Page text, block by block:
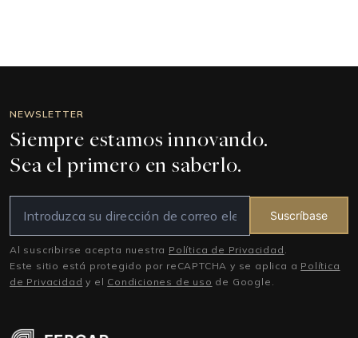
NEWSLETTER
Siempre estamos innovando.
Sea el primero en saberlo.
Suscríbase
Al suscribirse acepta nuestra Política de Privacidad .
Este sitio está protegido por reCAPTCHA y se aplica a Política
de Privacidad y el Condiciones de uso de Google.